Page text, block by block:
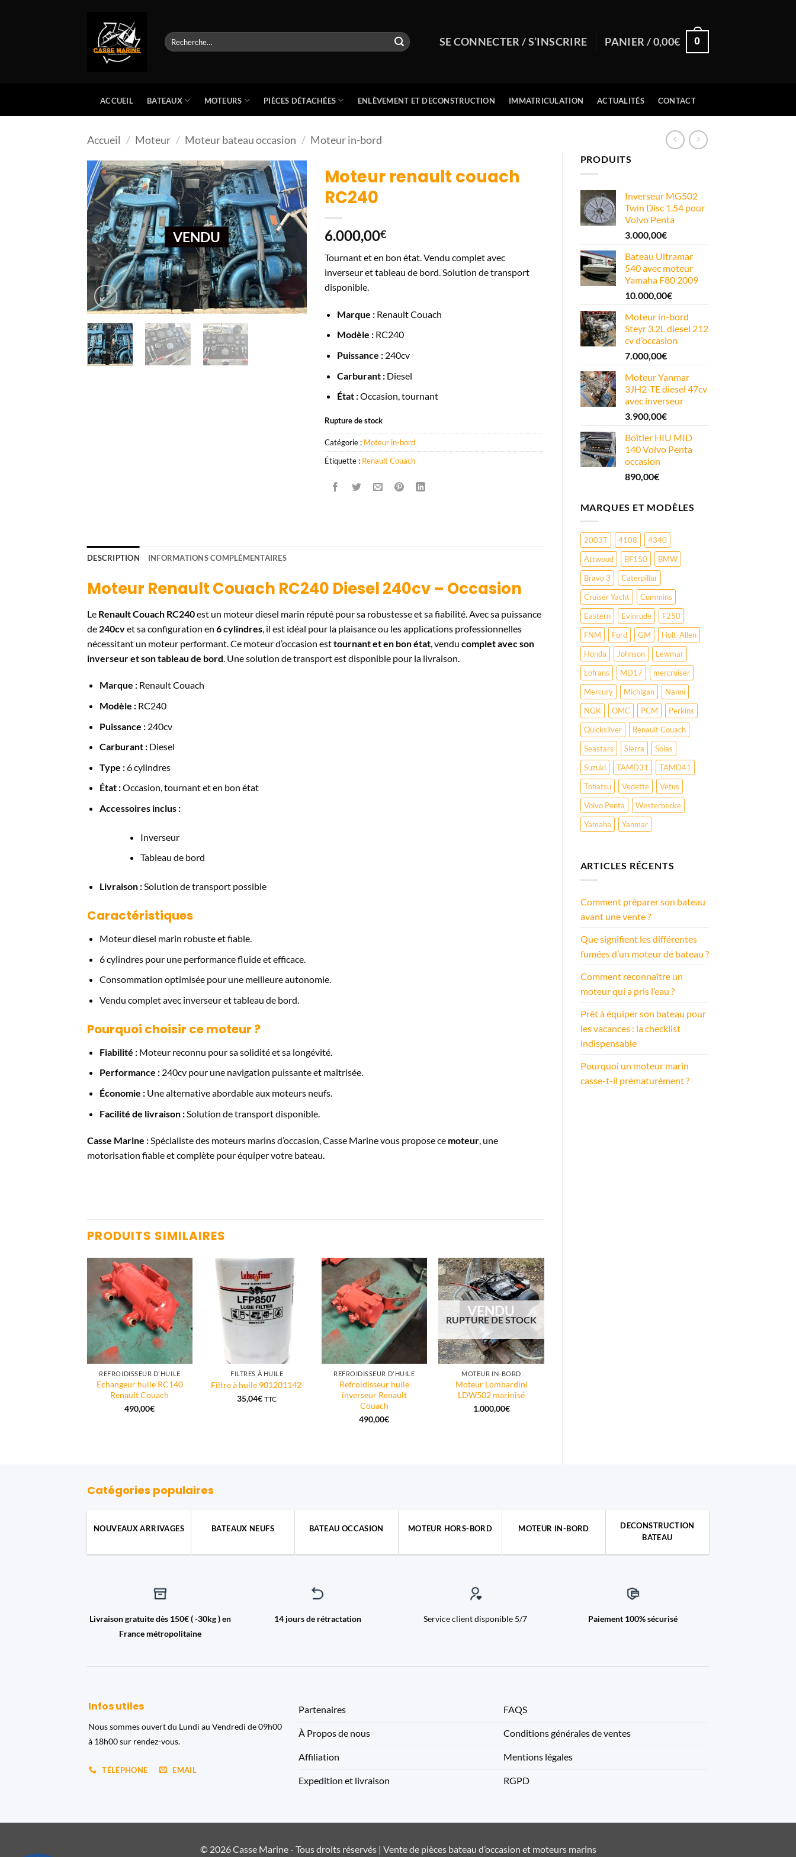
Recherche
pour :
SE CONNECTER / S’INSCRIRE PANIER /0,00€ 0
ACCUEIL BATEAUX MOTEURS PIÈCES DÉTACHÉES ENLÈVEMENT ET DECONSTRUCTION IMMATRICULATION ACTUALITÉS CONTACT
Accueil / Moteur / Moteur bateau occasion / Moteur in-bord
PRODUITS
Inverseur MG502
Twin Disc 1.54 pour
Volvo Penta
3.000,00€
Bateau Ultramar
540 avec moteur
Yamaha F80 2009
10.000,00€
Moteur in-bord
Steyr 3.2L diesel 212
cv d’occasion
7.000,00€
Moteur Yanmar
3JH2-TE diesel 47cv
avec inverseur
3.900,00€
Boîtier HIU MID
140 Volvo Penta
occasion
890,00€
MARQUES ET MODÈLES
2003T 4108
4340
Attwood
BF150
BMW
Bravo 3
Caterpillar
Cruiser Yacht
Cummins
Eastern
Evinrude
F250
FNM
Ford GM
Holt-Allen
Honda
Johnson
Lewmar
Lofrans
MD17
mercruiser
Mercury
Michigan
Nanni
NGK
OMC PCM
Perkins
Quicksilver
Renault Couach
Seastars
Sierra
Solas
Suzuki
TAMD31
TAMD41
Tohatsu
Vedette
Vetus
Volvo Penta
Westerbecke
Yamaha
Yanmar
ARTICLES RÉCENTS
Comment préparer son bateau
avant une vente ?
Que signifient les différentes
fumées d’un moteur de bateau ?
Comment reconnaître un
moteur qui a pris l’eau ?
Prêt à équiper son bateau pour
les vacances : la checklist
indispensable
Pourquoi un moteur marin
casse-t-il prématurément ?
VENDU
Moteur renault couach
RC240
6.000,00€
Tournant et en bon état. Vendu complet avec
inverseur et tableau de bord. Solution de transport
disponible.
Marque :Renault Couach
Modèle :RC240
Puissance :240cv
Carburant :Diesel
État :Occasion, tournant
Rupture de stock
Catégorie : Moteur in-bord
Étiquette : Renault Couach
DESCRIPTION INFORMATIONS COMPLÉMENTAIRES
Moteur Renault Couach RC240 Diesel 240cv – Occasion
Le Renault Couach RC240est un moteur diesel marin réputé pour sa robustesse et sa fiabilité. Avec sa puissance
de 240cvet sa configuration en 6 cylindres , il est idéal pour la plaisance ou les applications professionnelles
nécessitant un moteur performant. Ce moteur d’occasion esttournant et en bon état , vendu complet avec son
inverseur et son tableau de bord . Une solution de transport est disponible pour la livraison.
Marque :Renault Couach
Modèle :RC240
Puissance :240cv
Carburant :Diesel
Type :6 cylindres
État :Occasion, tournant et en bon état
Accessoires inclus :
Inverseur
Tableau de bord
Livraison :Solution de transport possible
Caractéristiques
Moteur diesel marin robuste et fiable.
6 cylindres pour une performance fluide et efficace.
Consommation optimisée pour une meilleure autonomie.
Vendu complet avec inverseur et tableau de bord.
Pourquoi choisir ce moteur ?
Fiabilité :Moteur reconnu pour sa solidité et sa longévité.
Performance :240cv pour une navigation puissante et maîtrisée.
Économie :Une alternative abordable aux moteurs neufs.
Facilité de livraison :Solution de transport disponible.
Casse Marine :Spécialiste des moteurs marins d’occasion, Casse Marine vous propose ce moteur, une
motorisation fiable et complète pour équiper votre bateau.
PRODUITS SIMILAIRES
REFROIDISSEUR D'HUILE
Echangeur huile RC140
Renault Couach
490,00€
FILTRES À HUILE
Filtre à huile 901201142
35,04€ TTC
REFROIDISSEUR D'HUILE
Refroidisseur huile
inverseur Renault
Couach
490,00€
VENDU
RUPTURE DE STOCK
MOTEUR IN-BORD
Moteur Lombardini
LDW502 marinisé
1.000,00€
Catégories populaires
NOUVEAUX ARRIVAGES BATEAUX NEUFS BATEAU OCCASION MOTEUR HORS-BORD MOTEUR IN-BORD
DECONSTRUCTION
BATEAU
Livraison gratuite dès 150€ ( -30kg ) en
France métropolitaine
14 jours de rétractation Service client disponible 5/7 Paiement 100% sécurisé
Infos utiles
Nous sommes ouvert du Lundi au Vendredi de 09h00
à 18h00 sur rendez-vous.
TÉLÉPHONE EMAIL
Partenaires
À Propos de nous
Affiliation
Expedition et livraison
FAQS
Conditions générales de ventes
Mentions légales
RGPD
© 2026 Casse Marine - Tous droits réservés | Vente de pièces bateau d’occasion et moteurs marins